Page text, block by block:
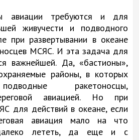
авиации требуются и для
живучести и подводного
при развертывании в океане
МСЯС. И эта задача для
важнейшей. Да, «бастионы»,
районы, в которых
ракетоносцы,
авиацией. Но при
для действий в океане, если
авиация мало на что
лететь, да еще и с